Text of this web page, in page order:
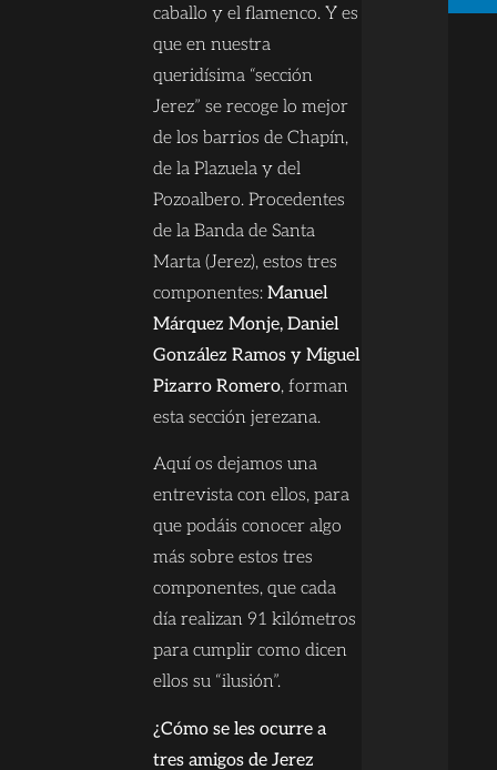
caballo y el flamenco. Y es
que en nuestra
queridísima “sección
Jerez” se recoge lo mejor
de los barrios de Chapín,
de la Plazuela y del
Pozoalbero. Procedentes
de la Banda de Santa
Marta (Jerez), estos tres
componentes:Manuel
Márquez Monje, Daniel
González Ramos y Miguel
Pizarro Romero, forman
esta sección jerezana.
Aquí os dejamos una
entrevista con ellos, para
que podáis conocer algo
más sobre estos tres
componentes, que cada
día realizan 91 kilómetros
para cumplir como dicen
ellos su “ilusión”.
¿Cómo se les ocurre a
tres amigos de Jerez